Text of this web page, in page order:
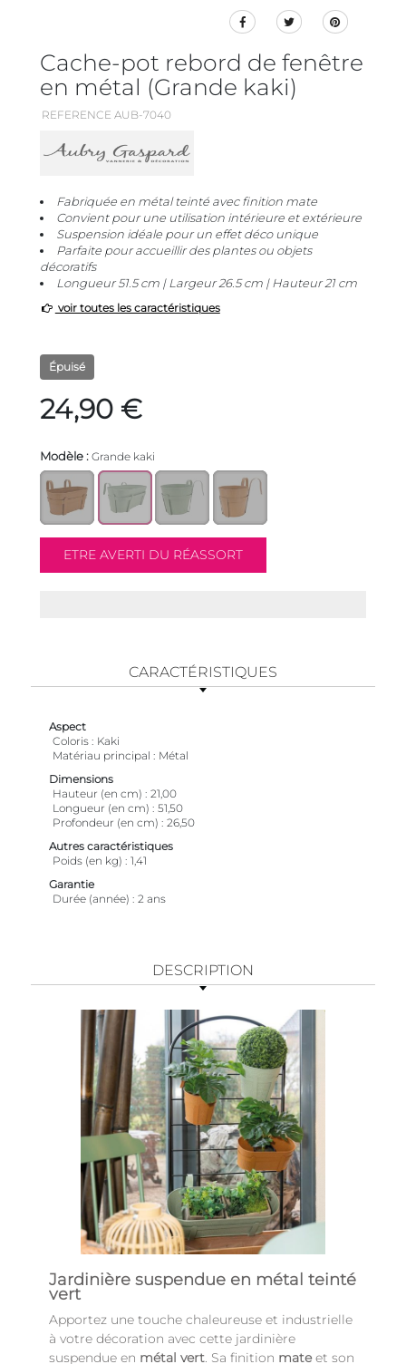
Cache-pot rebord de fenêtre
en métal (Grande kaki)
REFERENCE AUB-7040
Fabriquée en métal teinté avec finition mate
Convient pour une utilisation intérieure et extérieure
Suspension idéale pour un effet déco unique
Parfaite pour accueillir des plantes ou objets
décoratifs
Longueur 51.5 cm | Largeur 26.5 cm | Hauteur 21 cm
voir toutes les caractéristiques
Épuisé
24,90 €
Modèle : Grande kaki
CARACTÉRISTIQUES
Aspect
Coloris
Kaki
Matériau principal
Métal
Dimensions
Hauteur (en cm)
21,00
Longueur (en cm)
51,50
Profondeur (en cm)
26,50
Autres caractéristiques
Poids (en kg)
1,41
Garantie
Durée (année)
2 ans
DESCRIPTION
Jardinière suspendue en métal teinté
vert
Apportez une touche chaleureuse et industrielle
à votre décoration avec cette jardinière
suspendue en métal vert . Sa finition mateet son